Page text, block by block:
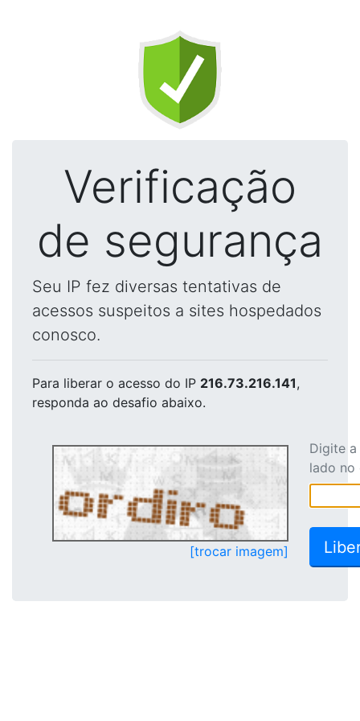
Verificação
de segurança
Seu IP fez diversas tentativas de
acessos suspeitos a sites hospedados
conosco.
Para liberar o acesso do IP 216.73.216.141,
responda ao desafio abaixo.
[trocar imagem]
Digite
lado no